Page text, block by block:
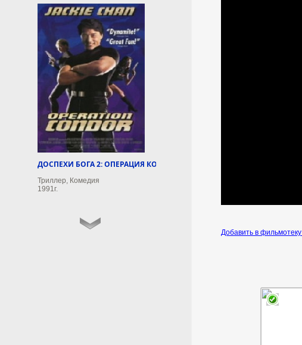
Добавить в фильмотеку
составляет около 70%
8 августа 2026г.
13:53:07
В Венгрии определились с
кандидатом в президенты
Парламентская фракция
венгерской правящей партии
«Тиса» выдвинула кандидатуру
бывшего председателя
Верховного суда Андраша Баки
страны.
8 августа 2026г.
ДОСПЕХИ БОГА 2: ОПЕРАЦИЯ КОНДОР
Триллер, Комедия
1991г.